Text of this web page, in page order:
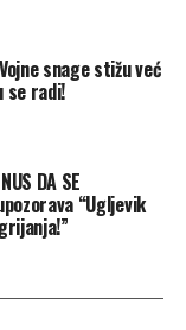
na prednjem
put kada
na granici,
Vojne snage stižu već
se radi!
DA SE
“Ugljevik